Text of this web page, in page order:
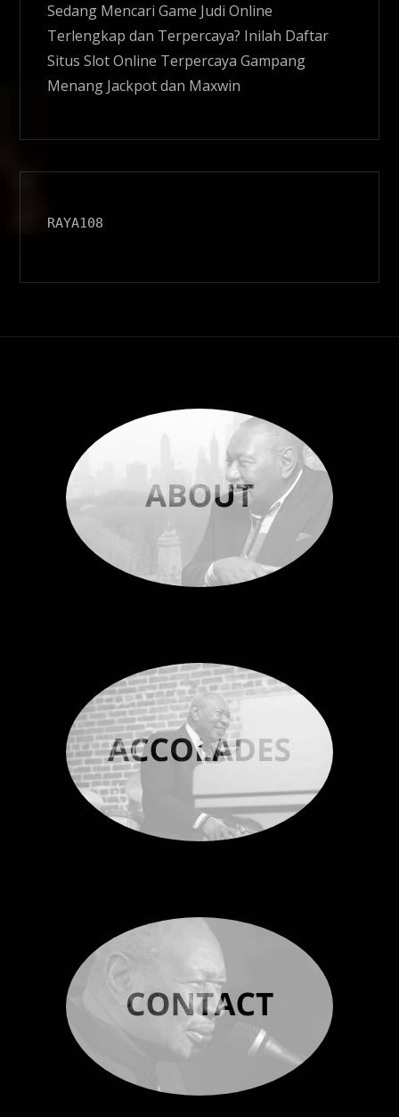
Sedang Mencari Game Judi Online
Terlengkap dan Terpercaya? Inilah Daftar
SitusSlot Online Terpercaya Gampang
Menang Jackpot dan Maxwin
RAYA108